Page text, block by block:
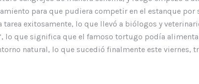
para que pudiera competir en el estanque por
tarea exitosamente, lo que llevó a biólogos y
lo que significa que el famoso tortugo podía
natural, lo que sucedió finalmente este viernes,